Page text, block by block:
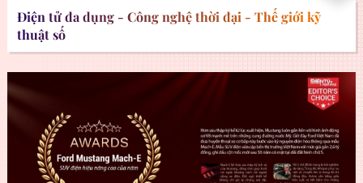
Điện tử đa dụng - Công nghệ thời đại - Thế giới kỹ
thuật số